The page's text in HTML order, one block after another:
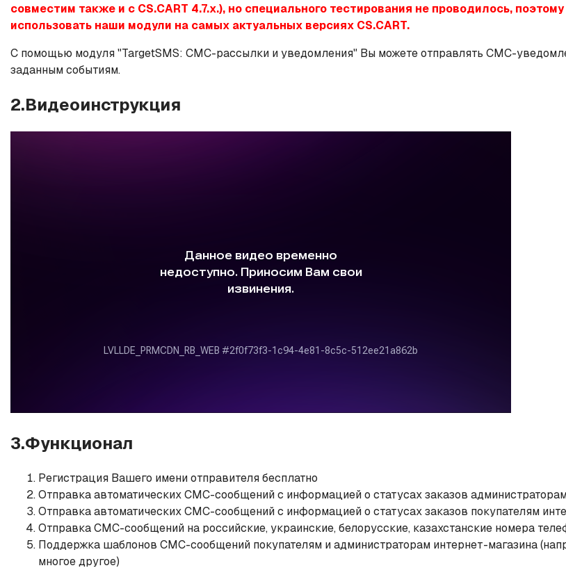
совместим также и с CS.CART 4.7.x.), но специального тестирования не проводилось,
использовать наши модули на самых актуальных версиях CS.CART.
С помощью модуля "TargetSMS: СМС-рассылки и уведомления" Вы можете отправлять СМС-
заданным событиям.
2.Видеоинструкция
3.Функционал
Регистрация Вашего имени отправителя бесплатно​
Отправка автоматических СМС-сообщений с информацией о статусах заказов
Отправка автоматических СМС-сообщений с информацией о статусах заказов покупателям
Отправка СМС-сообщений на российские, украинские, белорусские, казахстанские номера
Поддержка шаблонов СМС-сообщений покупателям и администраторам интернет-магазина
многое другое)